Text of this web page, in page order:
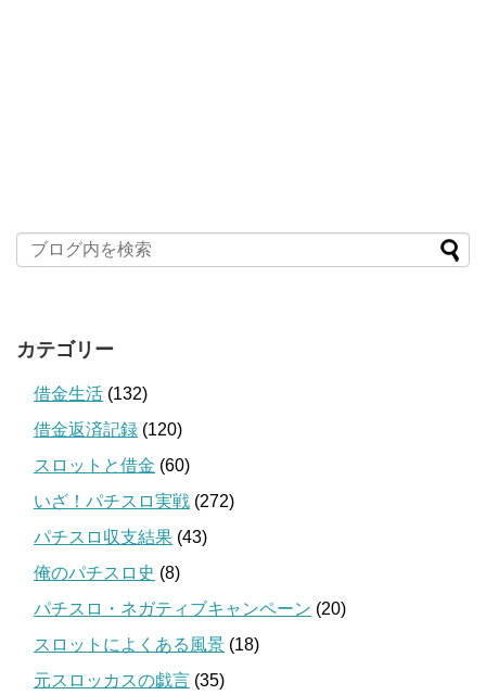
カテゴリー
借金生活 (132)
借金返済記録 (120)
スロットと借金 (60)
いざ！パチスロ実戦 (272)
パチスロ収支結果 (43)
俺のパチスロ史 (8)
パチスロ・ネガティブキャンペーン (20)
スロットによくある風景 (18)
元スロッカスの戯言 (35)